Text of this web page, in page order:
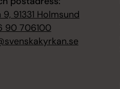
91331 Holmsund
90 706100